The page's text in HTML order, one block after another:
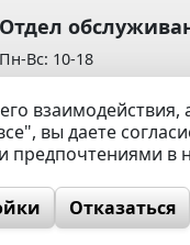
Отдел
Пн-Вс: 10-18
Без выходных
Политика обработки
данных
взаимодействия,
вы даете
в
Отказаться